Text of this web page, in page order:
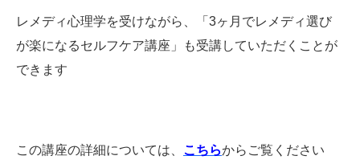
レメディ心理学を受けながら、「3ヶ月でレメディ選び
が楽になるセルフケア講座」も受講していただくことが
できます
この講座の詳細については、 こちらからご覧ください